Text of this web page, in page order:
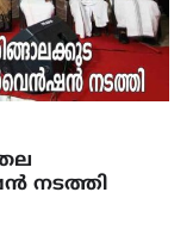
നടത്തി